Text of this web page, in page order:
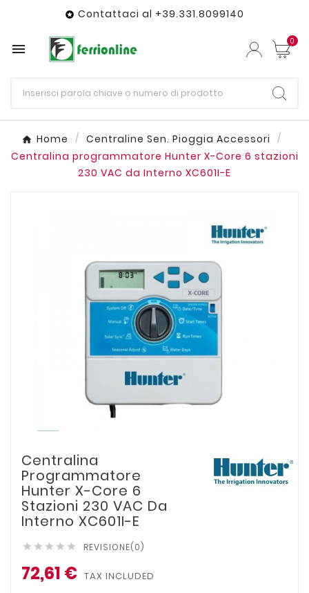
 Contattaci al +39.331.8099140
 0
Home
Centraline Sen. Pioggia Accessori
Centralina programmatore Hunter X-Core 6 stazioni
230 VAC da Interno XC601I-E
Centralina
Programmatore
Hunter X-Core 6
Stazioni 230 VAC Da
Interno XC601I-E
     REVISIONE(0)
72,61 € TAX INCLUDED